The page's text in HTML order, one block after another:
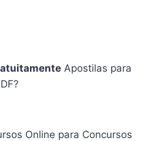
Apostilas para
Online para Concursos